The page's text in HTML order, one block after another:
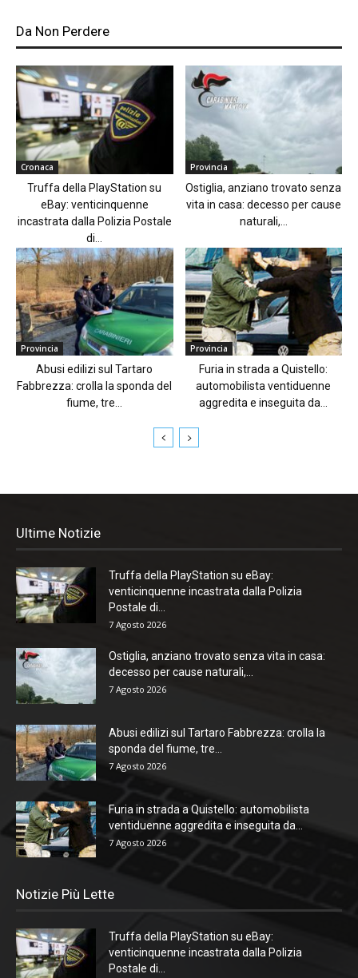
Da Non Perdere
Cronaca
Truffa della PlayStation su
eBay: venticinquenne
incastrata dalla Polizia Postale
di...
Provincia
Ostiglia, anziano trovato senza
vita in casa: decesso per cause
naturali,...
Provincia
Abusi edilizi sul Tartaro
Fabbrezza: crolla la sponda del
fiume, tre...
Provincia
Furia in strada a Quistello:
automobilista ventiduenne
aggredita e inseguita da...
Ultime Notizie
Truffa della PlayStation su eBay:
venticinquenne incastrata dalla Polizia
Postale di...
7 Agosto 2026
Ostiglia, anziano trovato senza vita in casa:
decesso per cause naturali,...
7 Agosto 2026
Abusi edilizi sul Tartaro Fabbrezza: crolla la
sponda del fiume, tre...
7 Agosto 2026
Furia in strada a Quistello: automobilista
ventiduenne aggredita e inseguita da...
7 Agosto 2026
Notizie Più Lette
Truffa della PlayStation su eBay:
venticinquenne incastrata dalla Polizia
Postale di...